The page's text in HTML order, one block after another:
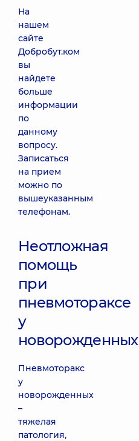
На
нашем
сайте
Добробут.ком
вы
найдете
больше
информации
по
данному
вопросу.
Записаться
на прием
можно по
вышеуказанным
телефонам.
Неотложная
помощь
при
пневмотораксе
у
новорожденных
Пневмоторакс
у
новорожденных
–
тяжелая
патология,